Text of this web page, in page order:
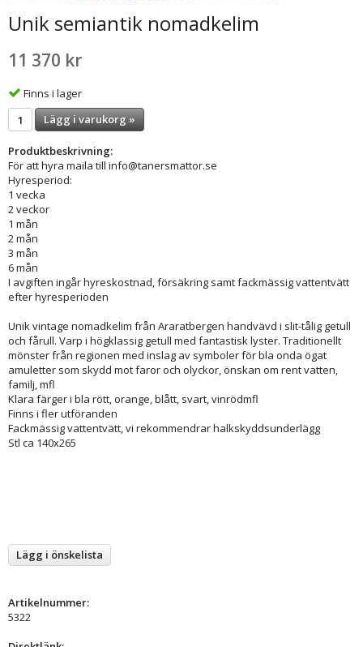
Unik semiantik nomadkelim
11 370 kr
Finns i lager
Lägg i varukorg »
Produktbeskrivning:
För att hyra maila till info@tanersmattor.se
Hyresperiod:
1 vecka
2 veckor
1 mån
2 mån
3 mån
6 mån
I avgiften ingår hyreskostnad, försäkring samt fackmässig vattentvätt
efter hyresperioden
Unik vintage nomadkelim från Araratbergen handvävd i slit-tålig getull
och fårull. Varp i högklassig getull med fantastisk lyster. Traditionellt
mönster från regionen med inslag av symboler för bla onda ögat
amuletter som skydd mot faror och olyckor, önskan om rent vatten,
familj, mfl
Klara färger i bla rött, orange, blått, svart, vinrödmfl
Finns i fler utföranden
Fackmässig vattentvätt, vi rekommendrar halkskyddsunderlägg
Stl ca 140x265
Lägg i önskelista
Artikelnummer:
5322